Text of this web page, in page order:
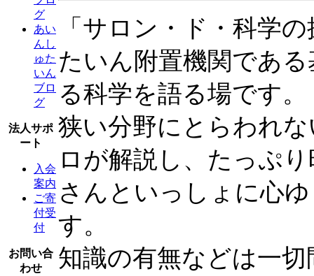
グ
あい
んし
ゅた
いん
ブロ
グ
法人サポ
ート
入会
案内
ご寄
付受
付
お問い合
わせ
「サロン・ド・科学
たいん附置機関であ
る科学を語る場です。
狭い分野にとらわれ
ロが解説し、たっぷ
さんといっしょに心
す。
知識の有無などは一